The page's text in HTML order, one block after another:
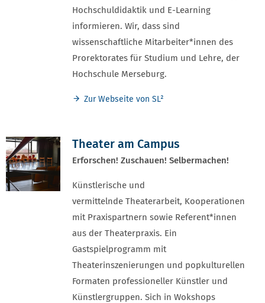
Hochschuldidaktik und E-Learning
informieren. Wir, dass sind
wissenschaftliche Mitarbeiter*innen des
Prorektorates für Studium und Lehre, der
Hochschule Merseburg.
Zur Webseite von SL²
Theater am Campus
Erforschen! Zuschauen! Selbermachen!
Künstlerische und
vermittelnde Theaterarbeit, Kooperationen
mit Praxispartnern sowie Referent*innen
aus der Theaterpraxis. Ein
Gastspielprogramm mit
Theaterinszenierungen und popkulturellen
Formaten professioneller Künstler und
Künstlergruppen. Sich in Wokshops